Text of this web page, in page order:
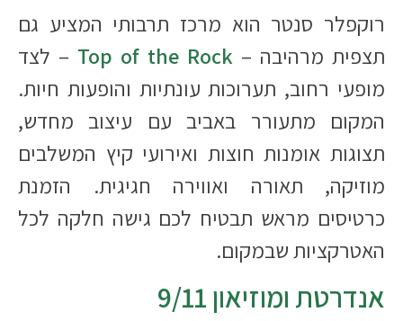
רוקפלר סנטר הוא מרכז תרבותי המציע גם
תצפית מרהיבה – Top of the Rock – לצד
מופעי רחוב, תערוכות עונתיות והופעות חיות.
המקום מתעורר באביב עם עיצוב מחדש,
תצוגות אומנות חוצות ואירועי קיץ המשלבים
מוזיקה, תאורה ואווירה חגיגית. הזמנת
כרטיסים מראש תבטיח לכם גישה חלקה לכל
האטרקציות שבמקום.
אנדרטת ומוזיאון 9/11